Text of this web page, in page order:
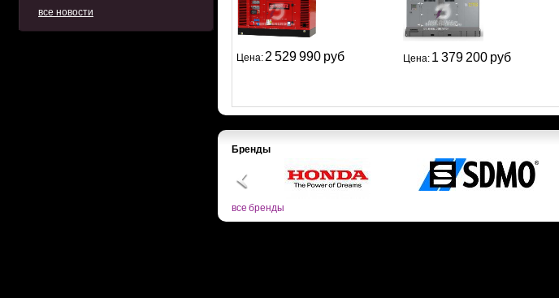
все новости
Цена: 2 529 990 руб Цена: 1 379 200 руб
Бренды
все бренды